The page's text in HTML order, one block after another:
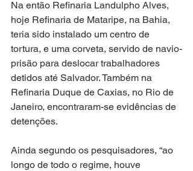
Na então Refinaria Landulpho Alves,
hoje Refinaria de Mataripe, na Bahia,
teria sido instalado um centro de
tortura, e uma corveta, servido de navio-
prisão para deslocar trabalhadores
detidos até Salvador. Também na
Refinaria Duque de Caxias, no Rio de
Janeiro, encontraram-se evidências de
detenções.
Ainda segundo os pesquisadores, “ao
longo de todo o regime, houve